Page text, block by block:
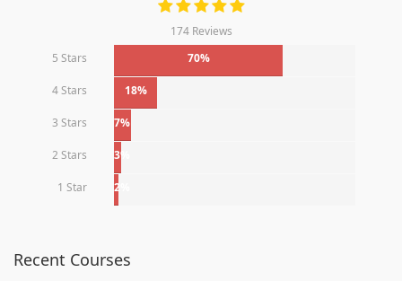
174 Reviews
5 Stars
70%
4 Stars 18%
3 Stars 7%
2 Stars 3%
1 Star 2%
Recent Courses